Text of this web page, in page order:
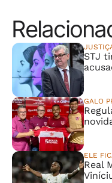
STJ
GALO
ELE
Real